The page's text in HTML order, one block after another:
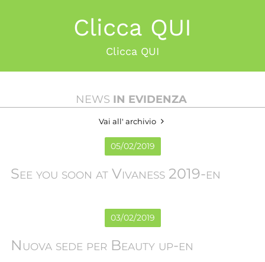
Clicca QUI
Clicca QUI
NEWS IN EVIDENZA
Vai all' archivio
05/02/2019
See you soon at Vivaness 2019-en
03/02/2019
Nuova sede per Beauty up-en